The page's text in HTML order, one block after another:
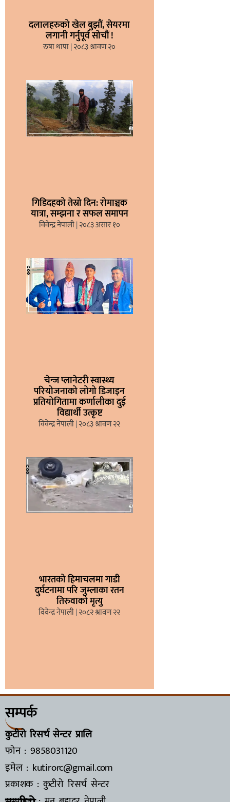
दलालहरुको खेल बुझौं, सेयरमा
लगानी गर्नुपूर्व सोचौं !
रुषा थापा २०८३ श्रावण २०
गिडिदहको तेस्रो दिन: रोमाञ्चक
यात्रा, सम्झना र सफल समापन
विवेन्द्र नेपाली २०८३ असार १०
चेन्ज प्लानेटरी स्वास्थ्य
परियोजनाको लोगो डिजाइन
प्रतियोगितामा कर्णालीका दुई
विद्यार्थी उत्कृष्ट
विवेन्द्र नेपाली २०८३ श्रावण २२
भारतको हिमाचलमा गाडी
दुर्घटनामा परि जुम्लाका रतन
तिरुवाको मृत्यु
विवेन्द्र नेपाली २०८२ श्रावण २२
सम्पर्क
कुटीरो रिसर्च सेन्टर प्रालि
फोन : 9858031120
इमेल : kutirorc@gmail.com
प्रकाशक : कुटीरो रिसर्च सेन्टर